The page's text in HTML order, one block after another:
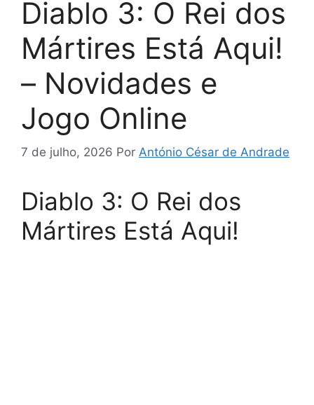
Diablo 3: O Rei dos
Mártires Está Aqui!
– Novidades e
Jogo Online
7 de julho, 2026 Por António César de Andrade
Diablo 3: O Rei dos
Mártires Está Aqui!